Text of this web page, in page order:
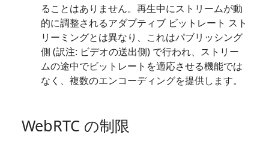
ることはありません。再生中にストリームが動
的に調整されるアダプティブ ビットレート スト
リーミングとは異なり、これはパブリッシング
側 (訳注: ビデオの送出側) で行われ、ストリー
ムの途中でビットレートを適応させる機能では
なく、複数のエンコーディングを提供します。
WebRTC の制限